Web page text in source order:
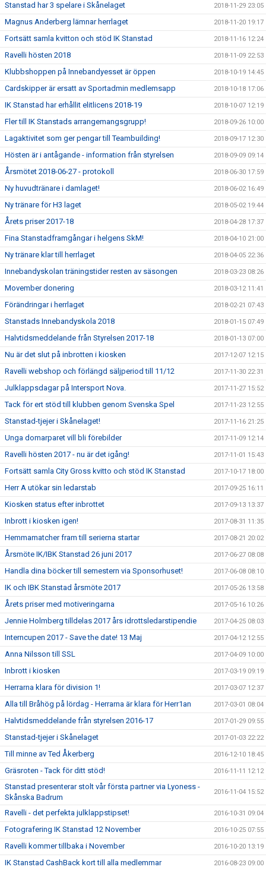
Stanstad har 3 spelare i Skånelaget 2018-11-29 23:05
Magnus Anderberg lämnar herrlaget 2018-11-20 19:17
Fortsätt samla kvitton och stöd IK Stanstad 2018-11-16 12:24
Ravelli hösten 2018 2018-11-09 22:53
Klubbshoppen på Innebandyesset är öppen 2018-10-19 14:45
Cardskipper är ersatt av Sportadmin medlemsapp 2018-10-18 17:06
IK Stanstad har erhållit elitlicens 2018-19 2018-10-07 12:19
Fler till IK Stanstads arrangemangsgrupp! 2018-09-26 10:00
Lagaktivitet som ger pengar till Teambuilding! 2018-09-17 12:30
Hösten är i antågande - information från styrelsen 2018-09-09 09:14
Årsmötet 2018-06-27 - protokoll 2018-06-30 17:59
Ny huvudtränare i damlaget! 2018-06-02 16:49
Ny tränare för H3 laget 2018-05-02 19:44
Årets priser 2017-18 2018-04-28 17:37
Fina Stanstadframgångar i helgens SkM! 2018-04-10 21:00
Ny tränare klar till herrlaget 2018-04-05 22:36
Innebandyskolan träningstider resten av säsongen 2018-03-23 08:26
Movember donering 2018-03-12 11:41
Förändringar i herrlaget 2018-02-21 07:43
Stanstads Innebandyskola 2018 2018-01-15 07:49
Halvtidsmeddelande från Styrelsen 2017-18 2018-01-13 07:00
Nu är det slut på inbrotten i kiosken 2017-12-07 12:15
Ravelli webshop och förlängd säljperiod till 11/12 2017-11-30 22:31
Julklappsdagar på Intersport Nova. 2017-11-27 15:52
Tack för ert stöd till klubben genom Svenska Spel 2017-11-23 12:55
Stanstad-tjejer i Skånelaget! 2017-11-16 21:25
Unga domarparet vill bli förebilder 2017-11-09 12:14
Ravelli hösten 2017 - nu är det igång! 2017-11-01 15:43
Fortsätt samla City Gross kvitto och stöd IK Stanstad 2017-10-17 18:00
Herr A utökar sin ledarstab 2017-09-25 16:11
Kiosken status efter inbrottet 2017-09-13 13:37
Inbrott i kiosken igen! 2017-08-31 11:35
Hemmamatcher fram till serierna startar 2017-08-21 20:02
Årsmöte IK/IBK Stanstad 26 juni 2017 2017-06-27 08:08
Handla dina böcker till semestern via Sponsorhuset! 2017-06-08 08:10
IK och IBK Stanstad årsmöte 2017 2017-05-26 13:58
Årets priser med motiveringarna 2017-05-16 10:26
Jennie Holmberg tilldelas 2017 års idrottsledarstipendie 2017-04-25 08:03
Interncupen 2017 - Save the date! 13 Maj 2017-04-12 12:55
Anna Nilsson till SSL 2017-04-09 10:00
Inbrott i kiosken 2017-03-19 09:19
Herrarna klara för division 1! 2017-03-07 12:37
Alla till Bråhög på lördag - Herrarna är klara för Herr1an 2017-03-01 08:04
Halvtidsmeddelande från styrelsen 2016-17 2017-01-29 09:55
Stanstad-tjejer i Skånelaget 2017-01-03 22:22
Till minne av Ted Åkerberg 2016-12-10 18:45
Gräsroten - Tack för ditt stöd! 2016-11-11 12:12
Stanstad presenterar stolt vår första partner via Lyoness -
Skånska Badrum
2016-11-04 15:52
Ravelli - det perfekta julklappstipset! 2016-10-31 09:04
Fotografering IK Stanstad 12 November 2016-10-25 07:55
Ravelli kommer tillbaka i November 2016-10-20 13:19
IK Stanstad CashBack kort till alla medlemmar 2016-08-23 09:00